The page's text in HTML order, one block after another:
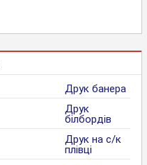
Друк банера
Друк
білбордів
Друк на с/к
плівці